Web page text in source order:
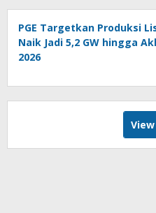
PGE Targetkan Produksi
Naik Jadi 5,2 GW hingga
2026